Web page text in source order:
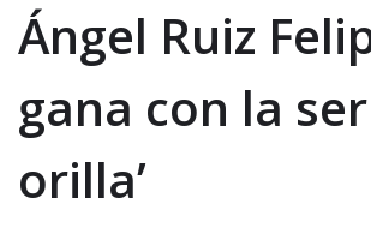
Ángel Ruiz
gana con la
orilla’